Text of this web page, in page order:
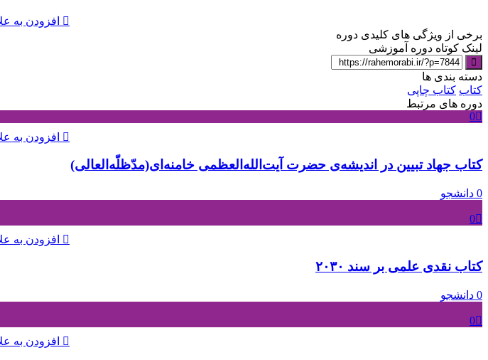
افزودن به
برخی از ویژگی های کلیدی دوره
لینک کوتاه دوره آموزشی
دسته بندی ها
کتاب کتاب چاپی
دوره های مرتبط
0
افزودن به
کتاب جهاد تبیین در اندیشه‌ی حضرت آیت‌الله‌العظمی خامنه‌ای(مدّظلّه‌العالی)
0 دانشجو
0
افزودن به
کتاب نقدی علمی بر سند ۲۰۳۰
0 دانشجو
0
افزودن به